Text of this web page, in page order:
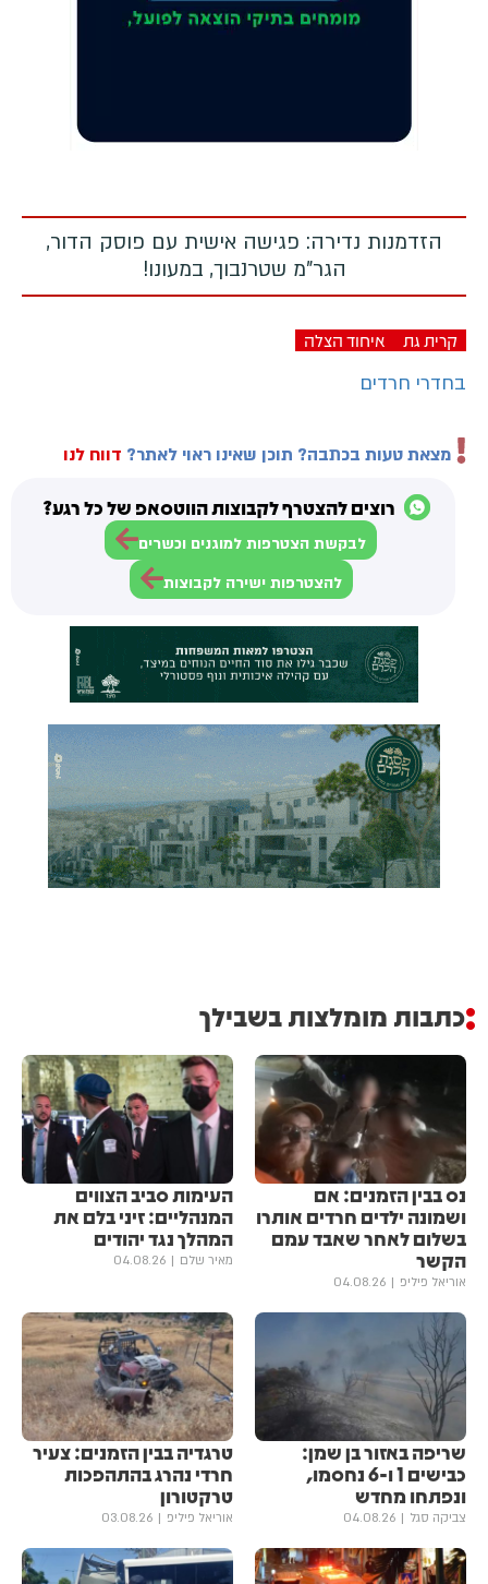
הזדמנות נדירה: פגישה אישית עם פוסק הדור,
הגר"מ שטרנבוך, במעונו!
קרית גת איחוד הצלה
בחדרי חרדים
מצאת טעות בכתבה? תוכן שאינו ראוי לאתר? דווח לנו
רוצים להצטרף לקבוצות הווטסאפ של כל רגע?
לבקשת הצטרפות למוגנים וכשרים
להצטרפות ישירה לקבוצות
כתבות מומלצות בשבילך
נס בבין הזמנים: אם
ושמונה ילדים חרדים אותרו
בשלום לאחר שאבד עמם
הקשר
אוריאל פיליפ 04.08.26
העימות סביב הצווים
המנהליים: זיני בלם את
המהלך נגד יהודים
מאיר שלם 04.08.26
שריפה באזור בן שמן:
כבישים 1 ו-6 נחסמו,
ונפתחו מחדש
צביקה סגל 04.08.26
טרגדיה בבין הזמנים: צעיר
חרדי נהרג בהתהפכות
טרקטורון
אוריאל פיליפ 03.08.26